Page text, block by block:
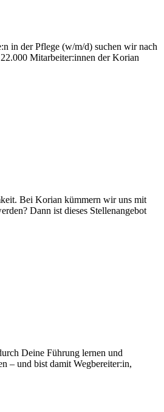
in der Pflege (w/m/d) suchen wir nach
Mitarbeiter:innen der Korian
Bei Korian kümmern wir uns mit
Dann ist dieses Stellenangebot
Deine Führung lernen und
– und bist damit Wegbereiter:in,